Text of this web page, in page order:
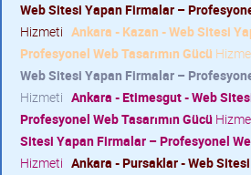
Web Sitesi Yapan Firmalar –
Hizmeti Ankara - Kazan - Web Sitesi
Profesyonel Web Tasarımın Gücü
Web Sitesi Yapan Firmalar –
Hizmeti Ankara - Etimesgut - Web
Profesyonel Web Tasarımın Gücü
Sitesi Yapan Firmalar – Profesyonel
Hizmeti Ankara - Pursaklar - Web